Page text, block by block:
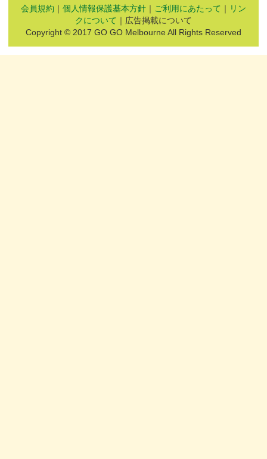
会員規約 ｜ 個人情報保護基本方針 ｜ ご利用にあたって ｜ リン
クについて ｜広告掲載について
Copyright © 2017 GO GO Melbourne All Rights Reserved